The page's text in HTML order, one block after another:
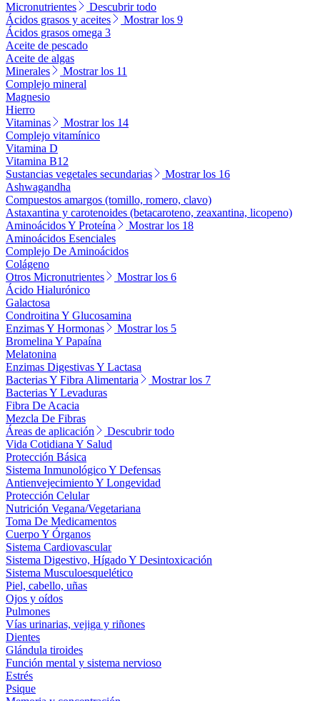
Micronutrientes
Descubrir todo
Ácidos grasos y aceites
Mostrar los 9
Ácidos grasos omega 3
Aceite de pescado
Aceite de algas
Minerales
Mostrar los 11
Complejo mineral
Magnesio
Hierro
Vitaminas
Mostrar los 14
Complejo vitamínico
Vitamina D
Vitamina B12
Sustancias vegetales secundarias
Mostrar los 16
Ashwagandha
Compuestos amargos (tomillo, romero, clavo)
Astaxantina y carotenoides (betacaroteno, zeaxantina, licopeno)
Aminoácidos Y Proteína
Mostrar los 18
Aminoácidos Esenciales
Complejo De Aminoácidos
Colágeno
Otros Micronutrientes
Mostrar los 6
Ácido Hialurónico
Galactosa
Condroitina Y Glucosamina
Enzimas Y Hormonas
Mostrar los 5
Bromelina Y Papaína
Melatonina
Enzimas Digestivas Y Lactasa
Bacterias Y Fibra Alimentaria
Mostrar los 7
Bacterias Y Levaduras
Fibra De Acacia
Mezcla De Fibras
Áreas de aplicación
Descubrir todo
Vida Cotidiana Y Salud
Protección Básica
Sistema Inmunológico Y Defensas
Antienvejecimiento Y Longevidad
Protección Celular
Nutrición Vegana/Vegetariana
Toma De Medicamentos
Cuerpo Y Órganos
Sistema Cardiovascular
Sistema Digestivo, Hígado Y Desintoxicación
Sistema Musculoesquelético
Piel, cabello, uñas
Ojos y oídos
Pulmones
Vías urinarias, vejiga y riñones
Dientes
Glándula tiroides
Función mental y sistema nervioso
Estrés
Psique